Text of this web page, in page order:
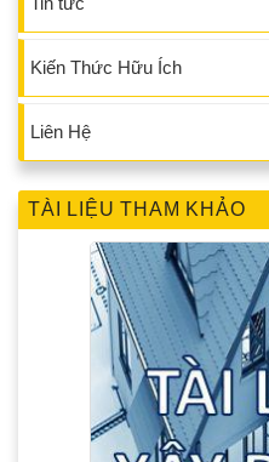
Kiến Thức Hữu Ích
Liên Hệ
TÀI LIỆU THAM KHẢO